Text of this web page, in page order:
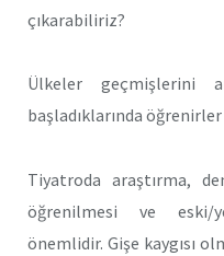
çıkarabiliriz?
Ülkeler geçmişlerini
başladıklarında
Tiyatroda araştırma,
öğrenilmesi ve eski/
önemlidir. Gişe kaygısı